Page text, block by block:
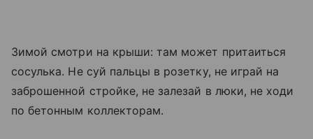
Зимой смотри на крыши: там может притаиться
сосулька. Не суй пальцы в розетку, не играй на
заброшенной стройке, не залезай в люки, не ходи
по бетонным коллекторам.